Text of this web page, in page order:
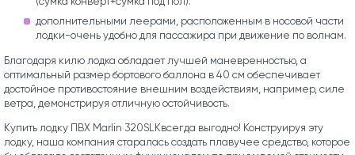
дополнительными леерами, расположенным в носовой части
лодки-очень удобно для пассажира при движение по волнам.
Благодаря килю лодка обладает лучшей маневренностью, а
оптимальный размер бортового баллона в 40 см обеспечивает
достойное противостояние внешним воздействиям, например, силе
ветра, демонстрируя отличную остойчивость.
Купить лодку ПВХ Marlin 320SLKвсегда выгодно! Конструируя эту
лодку, наша компания старалась создать плавучее средство, которое